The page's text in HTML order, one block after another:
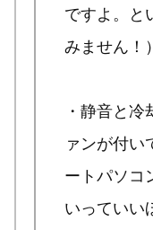
ですよ。と
みません！）
・静音と
ァンが付い
ートパソコ
いっていい